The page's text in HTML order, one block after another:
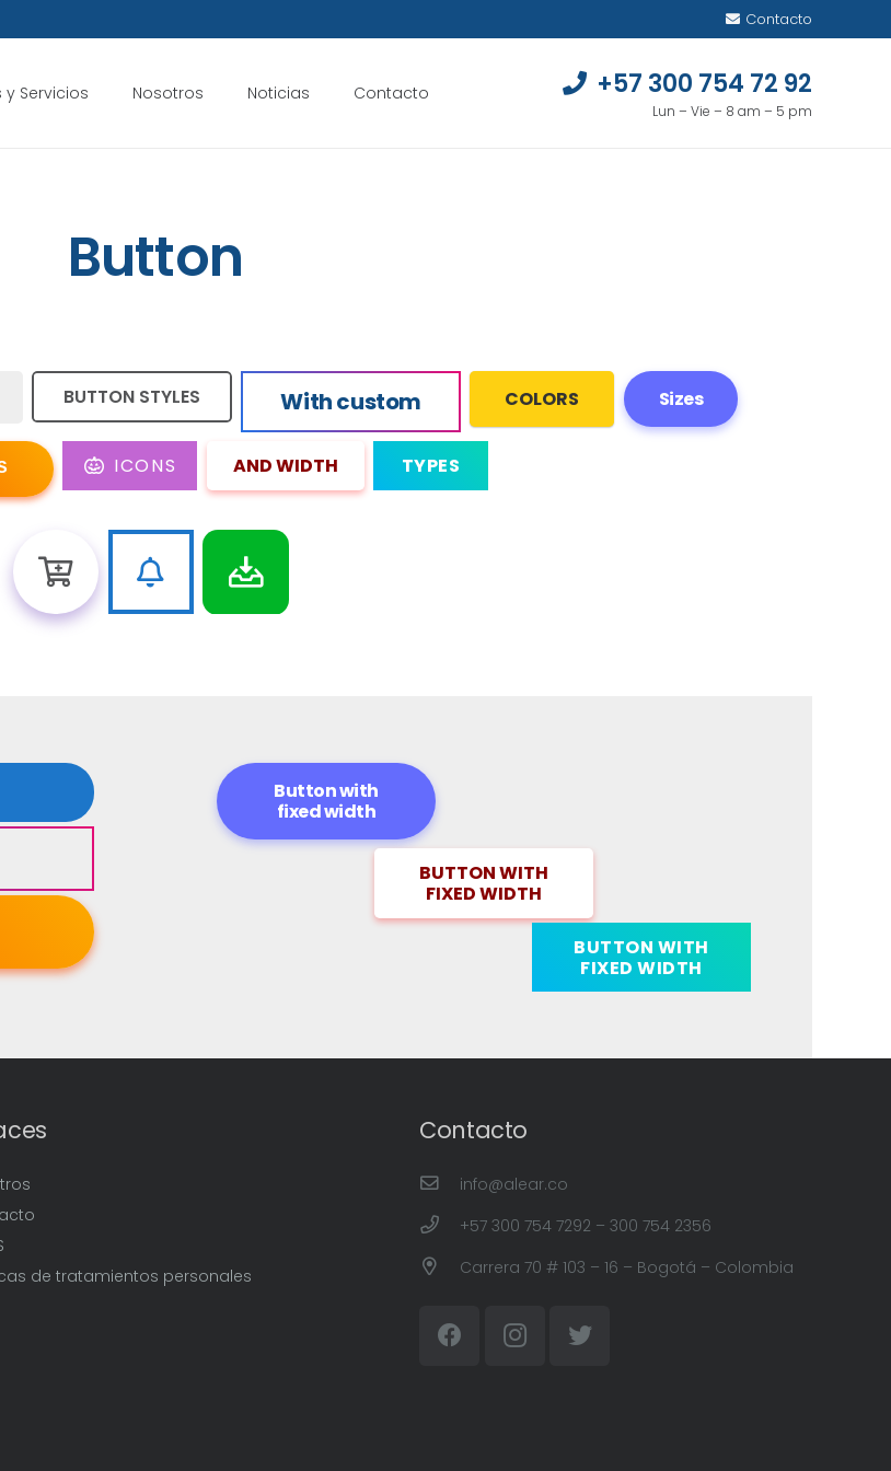
Contacto
Servicios Nosotros Noticias Contacto +57 300 754 72 92
Lun – Vie – 8 am – 5 pm
Button
BUTTON STYLES With custom COLORS Sizes
ICONS AND WIDTH TYPES
Button with
fixed width
BUTTON WITH
FIXED WIDTH
BUTTON WITH
FIXED WIDTH
de tratamientos personales
Contacto
info@alear.co
+57 300 754 7292 – 300 754 2356
Carrera 70 # 103 – 16 – Bogotá – Colombia